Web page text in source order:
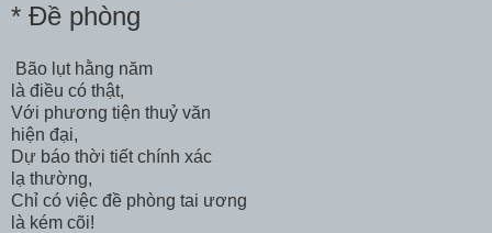
* Đề phòng
Bão lụt hằng năm
là điều có thật,
Với phương tiện thuỷ văn
hiện đại,
Dự báo thời tiết chính xác
lạ thường,
Chỉ có việc đề phòng tai ương
là kém cõi!